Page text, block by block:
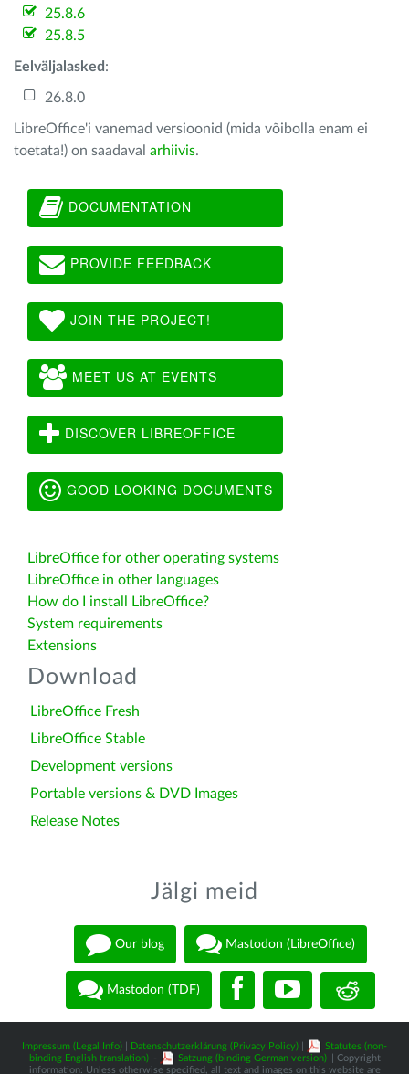
25.8.6
25.8.5
Eelväljalasked :
26.8.0
LibreOffice'i vanemad versioonid (mida võibolla enam ei
toetata!) on saadaval arhiivis.
DOCUMENTATION
PROVIDE FEEDBACK
JOIN THE PROJECT!
MEET US AT EVENTS
DISCOVER LIBREOFFICE
GOOD LOOKING DOCUMENTS
LibreOffice for other operating systems
LibreOffice in other languages
How do I install LibreOffice?
System requirements
Extensions
Download
LibreOffice Fresh
LibreOffice Stable
Development versions
Portable versions & DVD Images
Release Notes
Jälgi meid
Our blog Mastodon (LibreOffice)
Mastodon (TDF)
Impressum (Legal Info) Datenschutzerklärung (Privacy Policy)
Statutes (non-
binding English translation) - Satzung (binding German version)
| Copyright
information: Unless otherwise specified, all text and images on this website are